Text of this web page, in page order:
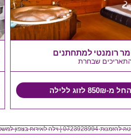
רומנטי למתחתנים
התאריכים שבחרת
החל מ-850₪ לזוג ללילה